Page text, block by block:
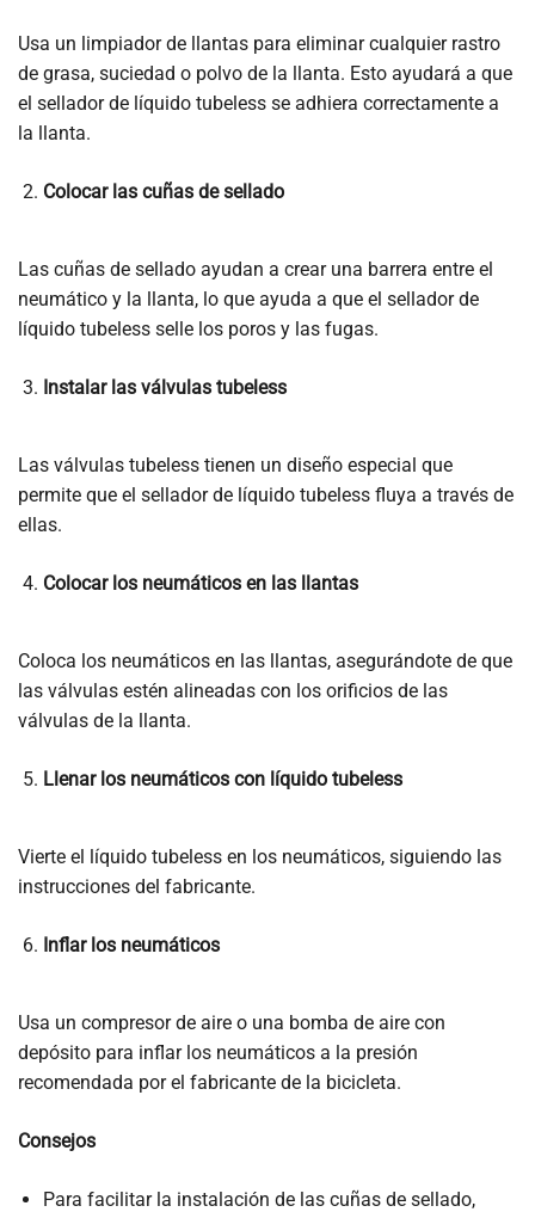
Usa un limpiador de llantas para eliminar cualquier rastro
de grasa, suciedad o polvo de la llanta. Esto ayudará a que
el sellador de líquido tubeless se adhiera correctamente a
la llanta.
Colocar las cuñas de sellado
Las cuñas de sellado ayudan a crear una barrera entre el
neumático y la llanta, lo que ayuda a que el sellador de
líquido tubeless selle los poros y las fugas.
Instalar las válvulas tubeless
Las válvulas tubeless tienen un diseño especial que
permite que el sellador de líquido tubeless fluya a través de
ellas.
Colocar los neumáticos en las llantas
Coloca los neumáticos en las llantas, asegurándote de que
las válvulas estén alineadas con los orificios de las
válvulas de la llanta.
Llenar los neumáticos con líquido tubeless
Vierte el líquido tubeless en los neumáticos, siguiendo las
instrucciones del fabricante.
Inflar los neumáticos
Usa un compresor de aire o una bomba de aire con
depósito para inflar los neumáticos a la presión
recomendada por el fabricante de la bicicleta.
Consejos
Para facilitar la instalación de las cuñas de sellado,